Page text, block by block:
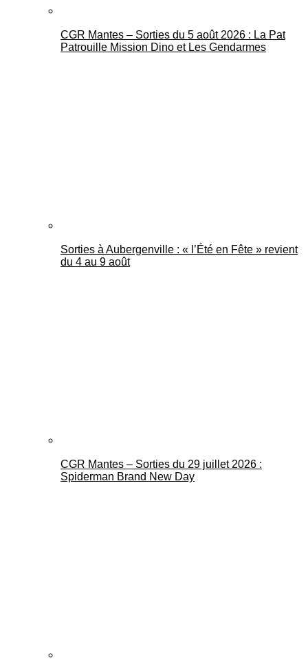
CGR Mantes – Sorties du 5 août 2026 : La Pat
Patrouille Mission Dino et Les Gendarmes
Sorties à Aubergenville : « l’Été en Fête » revient
du 4 au 9 août
CGR Mantes – Sorties du 29 juillet 2026 :
Spiderman Brand New Day